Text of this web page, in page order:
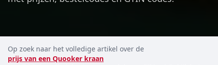
Op zoek naar het volledige artikel over de
prijs van een Quooker kraan